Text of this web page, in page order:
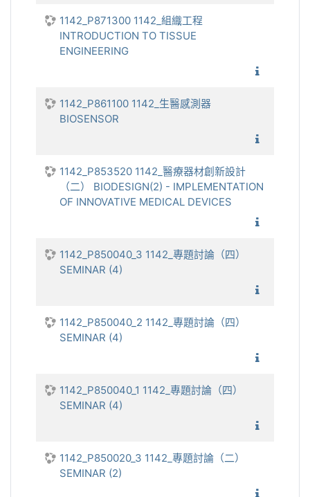
1142_P871300 1142_組織工程
INTRODUCTION TO TISSUE
ENGINEERING
1142_P861100 1142_生醫感測器
BIOSENSOR
1142_P853520 1142_醫療器材創新設計
（二） BIODESIGN(2) - IMPLEMENTATION
OF INNOVATIVE MEDICAL DEVICES
1142_P850040_3 1142_專題討論（四）
SEMINAR (4)
1142_P850040_2 1142_專題討論（四）
SEMINAR (4)
1142_P850040_1 1142_專題討論（四）
SEMINAR (4)
1142_P850020_3 1142_專題討論（二）
SEMINAR (2)